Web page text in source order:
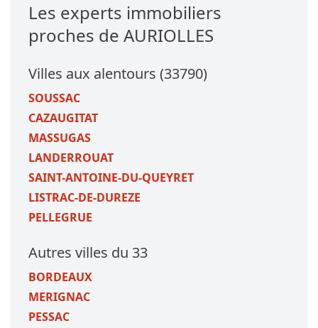
Les experts immobiliers
proches de AURIOLLES
Villes aux alentours (33790)
SOUSSAC
CAZAUGITAT
MASSUGAS
LANDERROUAT
SAINT-ANTOINE-DU-QUEYRET
LISTRAC-DE-DUREZE
PELLEGRUE
Autres villes du 33
BORDEAUX
MERIGNAC
PESSAC